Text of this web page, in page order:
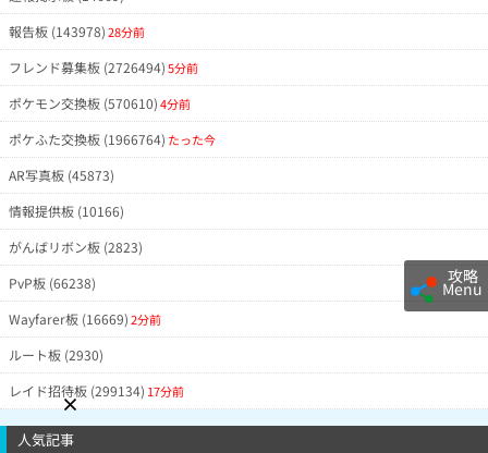
攻略
Menu
報告板 (143978)28分前
フレンド募集板 (2726494)5分前
ポケモン交換板 (570610)4分前
ポケふた交換板 (1966764) たった今
AR写真板 (45873)
情報提供板 (10166)
がんばリボン板 (2823)
PvP板 (66238)
Wayfarer板 (16669)2分前
ルート板 (2930)
レイド招待板 (299134) 17分前
人気記事